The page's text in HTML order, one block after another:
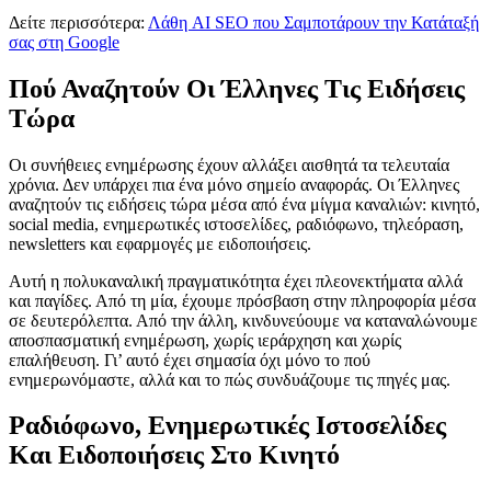
Δείτε περισσότερα: Λάθη AI SEO που Σαμποτάρουν την Κατάταξή
σας στη Google
Πού Αναζητούν Οι Έλληνες Τις Ειδήσεις
Τώρα
Οι συνήθειες ενημέρωσης έχουν αλλάξει αισθητά τα τελευταία
χρόνια. Δεν υπάρχει πια ένα μόνο σημείο αναφοράς. Οι Έλληνες
αναζητούν τις ειδήσεις τώρα μέσα από ένα μίγμα καναλιών: κινητό,
social media, ενημερωτικές ιστοσελίδες, ραδιόφωνο, τηλεόραση,
newsletters και εφαρμογές με ειδοποιήσεις.
Αυτή η πολυκαναλική πραγματικότητα έχει πλεονεκτήματα αλλά
και παγίδες. Από τη μία, έχουμε πρόσβαση στην πληροφορία μέσα
σε δευτερόλεπτα. Από την άλλη, κινδυνεύουμε να καταναλώνουμε
αποσπασματική ενημέρωση, χωρίς ιεράρχηση και χωρίς
επαλήθευση. Γι’ αυτό έχει σημασία όχι μόνο το πού
ενημερωνόμαστε, αλλά και το πώς συνδυάζουμε τις πηγές μας.
Ραδιόφωνο, Ενημερωτικές Ιστοσελίδες
Και Ειδοποιήσεις Στο Κινητό